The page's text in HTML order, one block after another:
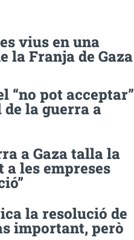
vius en una
la Franja de Gaza
“no pot acceptar”
la guerra a
a Gaza talla la
les empreses
la resolució de
important, però